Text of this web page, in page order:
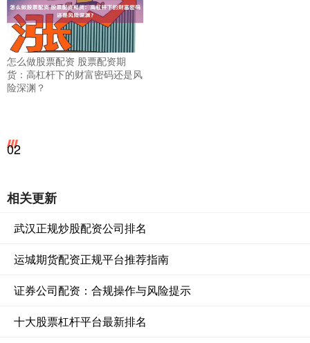
怎么做股票配资 股票配资期
货：高杠杆下的财富密码还是风
险深渊？
02
相关更新
武汉正规炒股配资公司排名
运城期货配资正规平台推荐指南
证券公司配资：合规操作与风险提示
十大股票杠杆平台最新排名